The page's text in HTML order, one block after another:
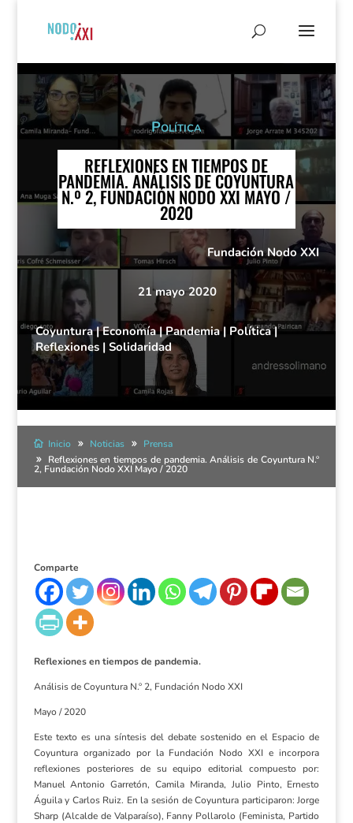
Política
REFLEXIONES EN TIEMPOS DE
PANDEMIA. ANÁLISIS DE COYUNTURA
N.º 2, FUNDACIÓN NODO XXI MAYO /
2020
Fundación Nodo XXI
21 mayo 2020
Coyuntura|Economía|Pandemia| Política|
Reflexiones| Solidaridad
Inicio Noticias
Prensa
Reflexiones en tiempos de pandemia. Análisis de Coyuntura N.º
2, Fundación Nodo XXI Mayo / 2020
Comparte
Reflexiones en tiempos de pandemia.
Análisis de Coyuntura N.º 2, Fundación Nodo XXI
Mayo / 2020
Este texto es una síntesis del debate sostenido en el Espacio de
Coyuntura organizado por la Fundación Nodo XXI e incorpora
reflexiones posteriores de su equipo editorial compuesto por:
Manuel Antonio Garretón, Camila Miranda, Julio Pinto, Ernesto
Águila y Carlos Ruiz. En la sesión de Coyuntura participaron: Jorge
Sharp (Alcalde de Valparaíso), Fanny Pollarolo (Feminista, Partido